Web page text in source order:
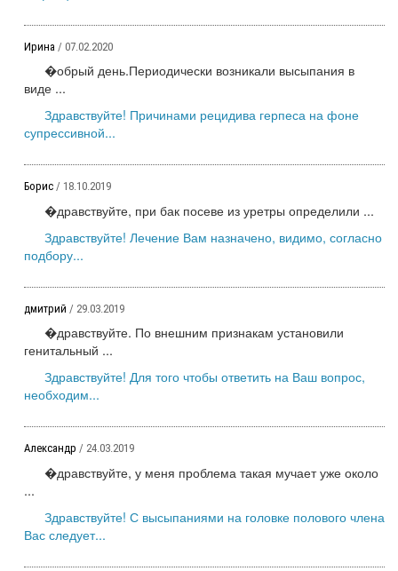
Ирина / 07.02.2020
�обрый день.Периодически возникали высыпания в
виде ...
Здравствуйте! Причинами рецидива герпеса на фоне
супрессивной...
Борис / 18.10.2019
�дравствуйте, при бак посеве из уретры определили ...
Здравствуйте! Лечение Вам назначено, видимо, согласно
подбору...
дмитрий / 29.03.2019
�дравствуйте. По внешним признакам установили
генитальный ...
Здравствуйте! Для того чтобы ответить на Ваш вопрос,
необходим...
Александр / 24.03.2019
�дравствуйте, у меня проблема такая мучает уже около
...
Здравствуйте! С высыпаниями на головке полового члена
Вас следует...